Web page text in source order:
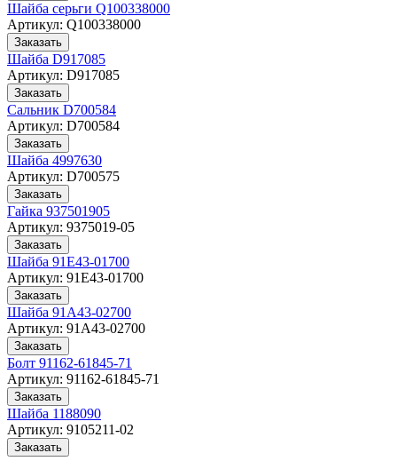
Шайба серьги Q100338000
Артикул: Q100338000
Заказать
Шайба D917085
Артикул: D917085
Заказать
Сальник D700584
Артикул: D700584
Заказать
Шайба 4997630
Артикул: D700575
Заказать
Гайка 937501905
Артикул: 9375019-05
Заказать
Шайба 91E43-01700
Артикул: 91E43-01700
Заказать
Шайба 91A43-02700
Артикул: 91A43-02700
Заказать
Болт 91162-61845-71
Артикул: 91162-61845-71
Заказать
Шайба 1188090
Артикул: 9105211-02
Заказать